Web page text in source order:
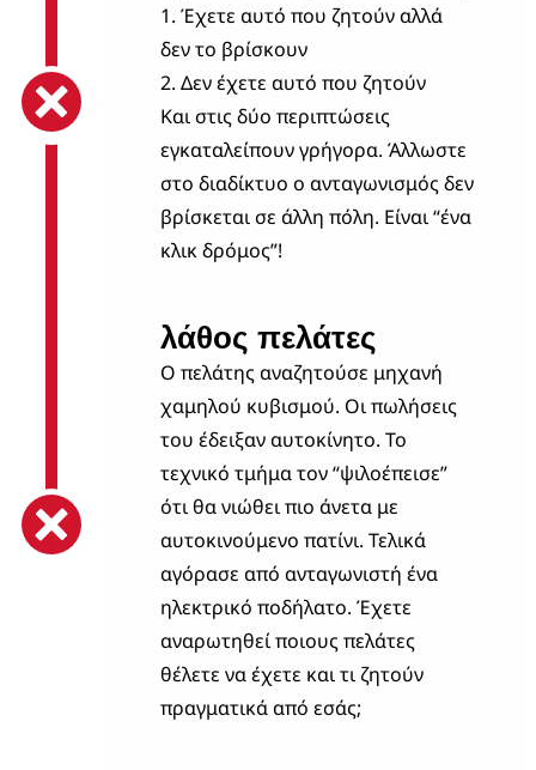
1. Έχετε αυτό που ζητούν αλλά
δεν το βρίσκουν
2. Δεν έχετε αυτό που ζητούν
Και στις δύο περιπτώσεις
εγκαταλείπουν γρήγορα. Άλλωστε
στο διαδίκτυο ο ανταγωνισμός δεν
βρίσκεται σε άλλη πόλη. Είναι “ένα
κλικ δρόμος”!
λάθος πελάτες
Ο πελάτης αναζητούσε μηχανή
χαμηλού κυβισμού. Οι πωλήσεις
του έδειξαν αυτοκίνητο. Το
τεχνικό τμήμα τον “ψιλοέπεισε”
ότι θα νιώθει πιο άνετα με
αυτοκινούμενο πατίνι. Τελικά
αγόρασε από ανταγωνιστή ένα
ηλεκτρικό ποδήλατο. Έχετε
αναρωτηθεί ποιους πελάτες
θέλετε να έχετε και τι ζητούν
πραγματικά από εσάς;